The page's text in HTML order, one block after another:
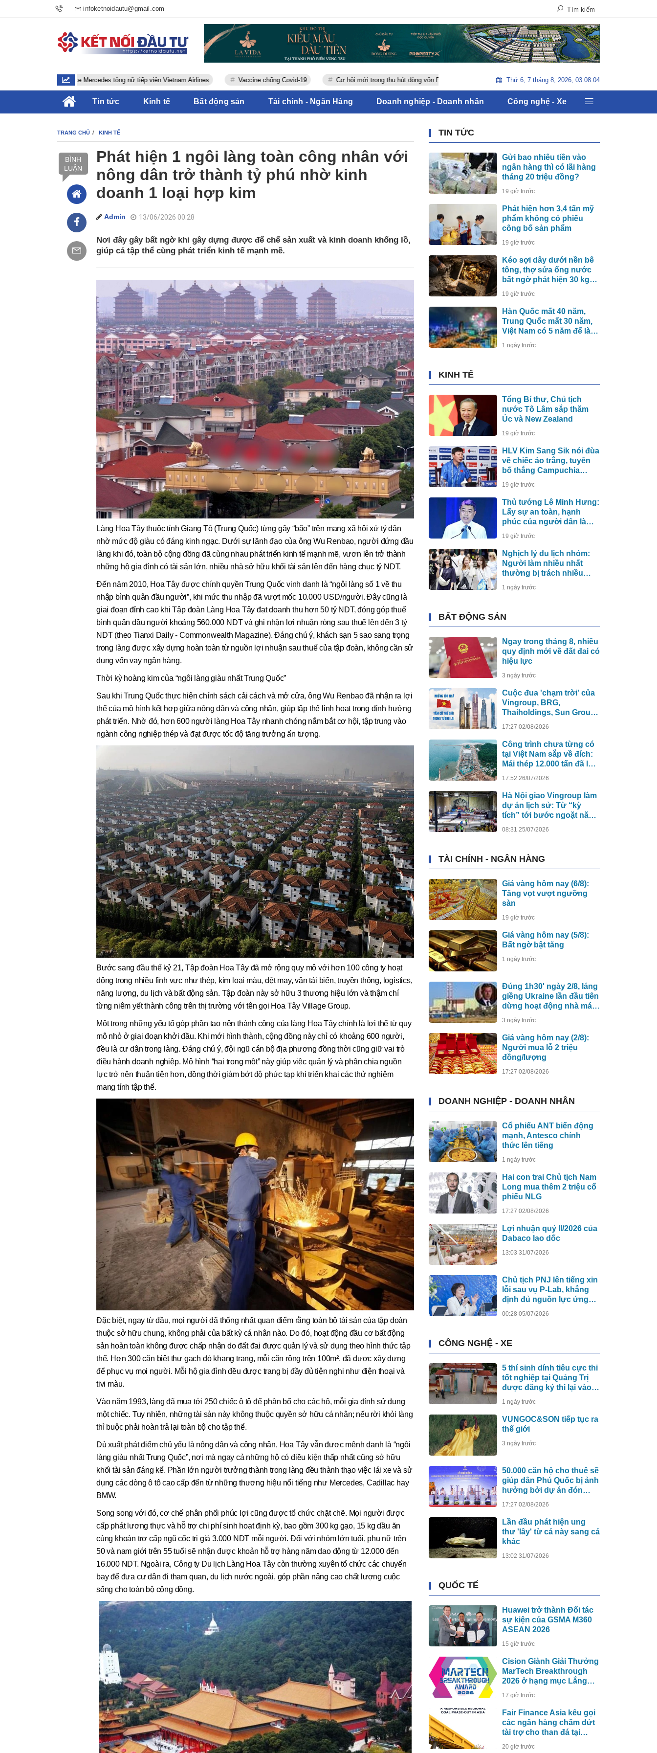
infoketnoidautu@gmail.com Tìm kiếm
Tài xế xe Mercedes tông nữ tiếp viên Vietnam Airlines Vaccine chống Covid-19 Cơ hội mới trong thu hút dòng vốn FDI Tiêu Điểm : Bầu cử Tổng Thống Mỹ 2020 Sự kiện tiền tê : Thị
Thứ 6, 7 tháng 8, 2026, 03:08:05
Tin tức Kinh tế Bất động sản Tài chính - Ngân Hàng Doanh nghiệp - Doanh nhân Công nghệ - Xe
TRANG CHỦ KINH TẾ
BÌNH
LUẬN
Phát hiện 1 ngôi làng toàn công nhân với
nông dân trở thành tỷ phú nhờ kinh
doanh 1 loại hợp kim
Admin 13/06/2026 00:28
Nơi đây gây bất ngờ khi gây dựng được đế chế sản xuất và kinh doanh khổng lồ,
giúp cả tập thể cùng phát triển kinh tế mạnh mẽ.
Làng Hoa Tây thuộc tỉnh Giang Tô (Trung Quốc) từng gây “bão” trên mạng xã hội xứ tỷ dân
nhờ mức độ giàu có đáng kinh ngạc. Dưới sự lãnh đạo của ông Wu Renbao, người đứng đầu
làng khi đó, toàn bộ cộng đồng đã cùng nhau phát triển kinh tế mạnh mẽ, vươn lên trở thành
những hộ gia đình có tài sản lớn, nhiều nhà sở hữu khối tài sản lên đến hàng chục tỷ NDT.
Đến năm 2010, Hoa Tây được chính quyền Trung Quốc vinh danh là “ngôi làng số 1 về thu
nhập bình quân đầu người”, khi mức thu nhập đã vượt mốc 10.000 USD/người. Đây cũng là
giai đoạn đỉnh cao khi Tập đoàn Làng Hoa Tây đạt doanh thu hơn 50 tỷ NDT, đóng góp thuế
bình quân đầu người khoảng 560.000 NDT và ghi nhận lợi nhuận ròng sau thuế lên đến 3 tỷ
NDT (theo Tianxi Daily - Commonwealth Magazine). Đáng chú ý, khách sạn 5 sao sang trọng
trong làng được xây dựng hoàn toàn từ nguồn lợi nhuận sau thuế của tập đoàn, không cần sử
dụng vốn vay ngân hàng.
Thời kỳ hoàng kim của “ngôi làng giàu nhất Trung Quốc”
Sau khi Trung Quốc thực hiện chính sách cải cách và mở cửa, ông Wu Renbao đã nhận ra lợi
thế của mô hình kết hợp giữa nông dân và công nhân, giúp tập thể linh hoạt trong định hướng
phát triển. Nhờ đó, hơn 600 người làng Hoa Tây nhanh chóng nắm bắt cơ hội, tập trung vào
ngành công nghiệp thép và đạt được tốc độ tăng trưởng ấn tượng.
Bước sang đầu thế kỷ 21, Tập đoàn Hoa Tây đã mở rộng quy mô với hơn 100 công ty hoạt
động trong nhiều lĩnh vực như thép, kim loại màu, dệt may, vận tải biển, truyền thông, logistics,
năng lượng, du lịch và bất động sản. Tập đoàn này sở hữu 3 thương hiệu lớn và thậm chí
từng niêm yết thành công trên thị trường với tên gọi Hoa Tây Village Group.
Một trong những yếu tố góp phần tạo nên thành công của làng Hoa Tây chính là lợi thế từ quy
mô nhỏ ở giai đoạn khởi đầu. Khi mới hình thành, cộng đồng này chỉ có khoảng 600 người,
đều là cư dân trong làng. Đáng chú ý, đội ngũ cán bộ địa phương đồng thời cũng giữ vai trò
điều hành doanh nghiệp. Mô hình “hai trong một” này giúp việc quản lý và phân chia nguồn
lực trở nên thuận tiện hơn, đồng thời giảm bớt độ phức tạp khi triển khai các thử nghiệm
mang tính tập thể.
Đặc biệt, ngay từ đầu, mọi người đã thống nhất quan điểm rằng toàn bộ tài sản của tập đoàn
thuộc sở hữu chung, không phải của bất kỳ cá nhân nào. Do đó, hoạt động đầu cơ bất động
sản hoàn toàn không được chấp nhận do đất đai được quản lý và sử dụng theo hình thức tập
thể. Hơn 300 căn biệt thự gạch đỏ khang trang, mỗi căn rộng trên 100m², đã được xây dựng
để phục vụ mọi người. Mỗi hộ gia đình đều được trang bị đầy đủ tiện nghi như điện thoại và
tivi màu.
Vào năm 1993, làng đã mua tới 250 chiếc ô tô để phân bổ cho các hộ, mỗi gia đình sử dụng
một chiếc. Tuy nhiên, những tài sản này không thuộc quyền sở hữu cá nhân; nếu rời khỏi làng
thì buộc phải hoàn trả lại toàn bộ cho tập thể.
Dù xuất phát điểm chủ yếu là nông dân và công nhân, Hoa Tây vẫn được mệnh danh là “ngôi
làng giàu nhất Trung Quốc”, nơi mà ngay cả những hộ có điều kiện thấp nhất cũng sở hữu
khối tài sản đáng kể. Phần lớn người trưởng thành trong làng đều thành thạo việc lái xe và sử
dụng các dòng ô tô cao cấp đến từ những thương hiệu nổi tiếng như Mercedes, Cadillac hay
BMW.
Song song với đó, cơ chế phân phối phúc lợi cũng được tổ chức chặt chẽ. Mọi người được
cấp phát lương thực và hỗ trợ chi phí sinh hoạt định kỳ, bao gồm 300 kg gạo, 15 kg dầu ăn
cùng khoản trợ cấp ngũ cốc trị giá 3.000 NDT mỗi người. Đối với nhóm lớn tuổi, phụ nữ trên
50 và nam giới trên 55 tuổi sẽ nhận được khoản hỗ trợ hàng năm dao động từ 12.000 đến
16.000 NDT. Ngoài ra, Công ty Du lịch Làng Hoa Tây còn thường xuyên tổ chức các chuyến
bay để đưa cư dân đi tham quan, du lịch nước ngoài, góp phần nâng cao chất lượng cuộc
sống cho toàn bộ cộng đồng.
TIN TỨC
Gửi bao nhiêu tiền vào
ngân hàng thì có lãi hàng
tháng 20 triệu đồng?
19 giờ trước
Phát hiện hơn 3,4 tấn mỹ
phẩm không có phiếu
công bố sản phẩm
19 giờ trước
Kéo sợi dây dưới nền bê
tông, thợ sửa ống nước
bất ngờ phát hiện 30 kg
tiền vàng, khu vực lập tức
bị phong tỏa
19 giờ trước
Hàn Quốc mất 40 năm,
Trung Quốc mất 30 năm,
Việt Nam có 5 năm để làm
điều này
1 ngày trước
KINH TẾ
Tổng Bí thư, Chủ tịch
nước Tô Lâm sắp thăm
Úc và New Zealand
19 giờ trước
HLV Kim Sang Sik nói đùa
về chiếc áo trắng, tuyên
bố thắng Campuchia
bằng đội hình mạnh nhất
19 giờ trước
Thủ tướng Lê Minh Hưng:
Lấy sự an toàn, hạnh
phúc của người dân làm
thước đo an ninh mạng
19 giờ trước
Nghịch lý du lịch nhóm:
Người làm nhiều nhất
thường bị trách nhiều
nhất
1 ngày trước
BẤT ĐỘNG SẢN
Ngay trong tháng 8, nhiều
quy định mới về đất đai có
hiệu lực
3 ngày trước
Cuộc đua 'chạm trời' của
Vingroup, BRG,
Thaiholdings, Sun Group:
sẽ xây tòa nhà cao nhất
Việt Nam?
17:27 02/08/2026
Công trình chưa từng có
tại Việt Nam sắp về đích:
Mái thép 12.000 tấn đã lắp
nơi trao giải Oscar dần lộ
diện
17:52 26/07/2026
Hà Nội giao Vingroup làm
dự án lịch sử: Từ “kỳ
tích” tới bước ngoặt năng
08:31 25/07/2026
TÀI CHÍNH - NGÂN HÀNG
Giá vàng hôm nay (6/8):
Tăng vọt vượt ngưỡng
sàn
19 giờ trước
Giá vàng hôm nay (5/8):
Bất ngờ bật tăng
1 ngày trước
Đúng 1h30' ngày 2/8, láng
giềng Ukraine lần đầu tiên
dừng hoạt động nhà máy
điện hạt nhân do Nga xây
dựng
3 ngày trước
Giá vàng hôm nay (2/8):
Người mua lỗ 2 triệu
đồng/lượng
17:27 02/08/2026
DOANH NGHIỆP - DOANH NHÂN
Cổ phiếu ANT biến động
mạnh, Antesco chính
thức lên tiếng
1 ngày trước
Hai con trai Chủ tịch Nam
Long mua thêm 2 triệu cổ
phiếu NLG
17:27 02/08/2026
Lợi nhuận quý II/2026 của
Dabaco lao dốc
13:03 31/07/2026
Chủ tịch PNJ lên tiếng xin
lỗi sau vụ P-Lab, khẳng
định đủ nguồn lực ứng
00:28 05/07/2026
CÔNG NGHỆ - XE
5 thí sinh dính tiêu cực thi
tốt nghiệp tại Quảng Trị
được đăng ký thi lại vào
năm 2027
1 ngày trước
VUNGOC&SON tiếp tục ra
thế giới
3 ngày trước
50.000 căn hộ cho thuê sẽ
giúp dân Phú Quốc bị ảnh
hưởng bởi dự án đón
17:27 02/08/2026
Lần đầu phát hiện ung
thư 'lây' từ cá này sang cá
khác
13:02 31/07/2026
QUỐC TẾ
Huawei trở thành Đối tác
sự kiện của GSMA M360
ASEAN 2026
15 giờ trước
Cision Giành Giải Thưởng
MarTech Breakthrough
2026 ở hạng mục Lắng
Nghe Mạng Xã Hội, Phân
Phối Thông Cáo Báo Chí
và Tối Ưu Hóa Công Cụ
Trả Lời (AEO)
17 giờ trước
Fair Finance Asia kêu gọi
các ngân hàng chấm dứt
tài trợ cho than đá tại
ASEAN và tăng cường
20 giờ trước